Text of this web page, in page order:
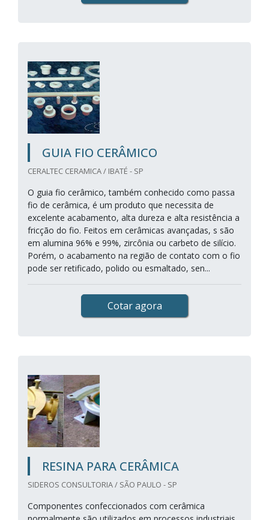
GUIA FIO CERÂMICO
CERALTEC CERAMICA / IBATÉ - SP
O guia fio cerâmico, também conhecido como passa
fio de cerâmica, é um produto que necessita de
excelente acabamento, alta dureza e alta resistência a
fricção do fio. Feitos em cerâmicas avançadas, s são
em alumina 96% e 99%, zircônia ou carbeto de silício.
Porém, o acabamento na região de contato com o fio
pode ser retificado, polido ou esmaltado, sen...
Cotar agora
RESINA PARA CERÂMICA
SIDEROS CONSULTORIA / SÃO PAULO - SP
Componentes confeccionados com cerâmica